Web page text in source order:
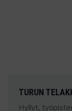
TURUN
Hyllyt,